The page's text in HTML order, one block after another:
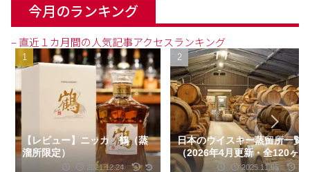
今月のランキング
– 直近１カ月間の人気記事アクセスランキング
【レビュー】ニッカ 鶴（蒸
溜所限定）
2021.12.24
日本のウイスキー蒸留所一覧
（2026年4月更新・全120ヶ
所）
2025.11.05